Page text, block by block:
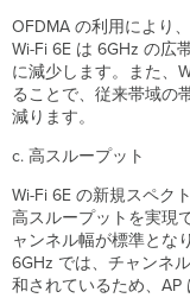
ア
ン
ト
が
Wi-
Fi
を
サ
ポ
ー
ト
OFDMA の利用により
Wi-Fi 6E は 6GHz の広
に減少します。また、
ることで、従来帯域の
減ります。
c. 高スループット
Wi-Fi 6E の新規スペク
高スループットを実現
ャンネル幅が標準とな
6GHz では、チャンネ
和されているため、AP